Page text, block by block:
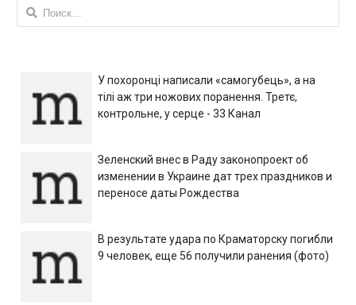
Найти:
У похоронці написали «самогубець», а на
тілі аж три ножових поранення. Третє,
контрольне, у серце - 33 Канал
Зеленский внес в Раду законопроект об
изменении в Украине дат трех праздников и
переносе даты Рождества
В результате удара по Краматорску погибли
9 человек, еще 56 получили ранения (фото)